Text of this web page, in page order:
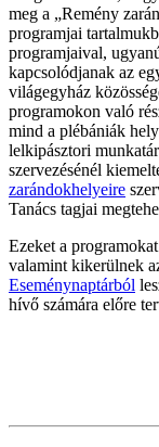
meg a „Remény
programjai
programjaival,
kapcsolódjanak az
világegyház
programokon való
mind a plébániák
lelkipásztori
szervezésénél
zarándokhelyeire
Tanács tagjai
Ezeket a
valamint kikerülnek
Eseménynaptárból
hívő számára előre